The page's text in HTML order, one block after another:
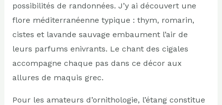
possibilités de randonnées. J’y ai découvert une
flore méditerranéenne typique : thym, romarin,
cistes et lavande sauvage embaument l’air de
leurs parfums enivrants. Le chant des cigales
accompagne chaque pas dans ce décor aux
allures de maquis grec.
Pour les amateurs d’ornithologie, l’étang constitue